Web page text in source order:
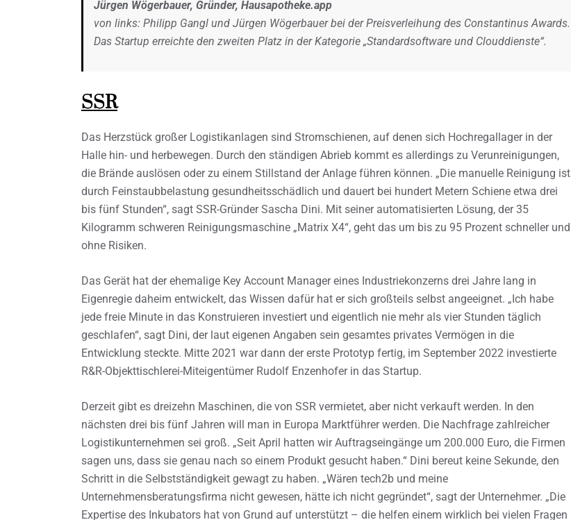
Jürgen Wögerbauer, Gründer, Hausapotheke.app
von links: Philipp Gangl und Jürgen Wögerbauer bei der Preisverleihung des Constantinus Awards.
Das Startup erreichte den zweiten Platz in der Kategorie „Standardsoftware und Clouddienste“.
SSR
Das Herzstück großer Logistikanlagen sind Stromschienen, auf denen sich Hochregallager in der
Halle hin- und herbewegen. Durch den ständigen Abrieb kommt es allerdings zu Verunreinigungen,
die Brände auslösen oder zu einem Stillstand der Anlage führen können. „Die manuelle Reinigung ist
durch Feinstaubbelastung gesundheitsschädlich und dauert bei hundert Metern Schiene etwa drei
bis fünf Stunden“, sagt SSR-Gründer Sascha Dini. Mit seiner automatisierten Lösung, der 35
Kilogramm schweren Reinigungsmaschine „Matrix X4“, geht das um bis zu 95 Prozent schneller und
ohne Risiken.
Das Gerät hat der ehemalige Key Account Manager eines Industriekonzerns drei Jahre lang in
Eigenregie daheim entwickelt, das Wissen dafür hat er sich großteils selbst angeeignet. „Ich habe
jede freie Minute in das Konstruieren investiert und eigentlich nie mehr als vier Stunden täglich
geschlafen“, sagt Dini, der laut eigenen Angaben sein gesamtes privates Vermögen in die
Entwicklung steckte. Mitte 2021 war dann der erste Prototyp fertig, im September 2022 investierte
R&R-Objekttischlerei-Miteigentümer Rudolf Enzenhofer in das Startup.
Derzeit gibt es dreizehn Maschinen, die von SSR vermietet, aber nicht verkauft werden. In den
nächsten drei bis fünf Jahren will man in Europa Marktführer werden. Die Nachfrage zahlreicher
Logistikunternehmen sei groß. „Seit April hatten wir Auftragseingänge um 200.000 Euro, die Firmen
sagen uns, dass sie genau nach so einem Produkt gesucht haben.“ Dini bereut keine Sekunde, den
Schritt in die Selbstständigkeit gewagt zu haben. „Wären tech2b und meine
Unternehmensberatungsfirma nicht gewesen, hätte ich nicht gegründet“, sagt der Unternehmer. „Die
Expertise des Inkubators hat von Grund auf unterstützt – die helfen einem wirklich bei vielen Fragen